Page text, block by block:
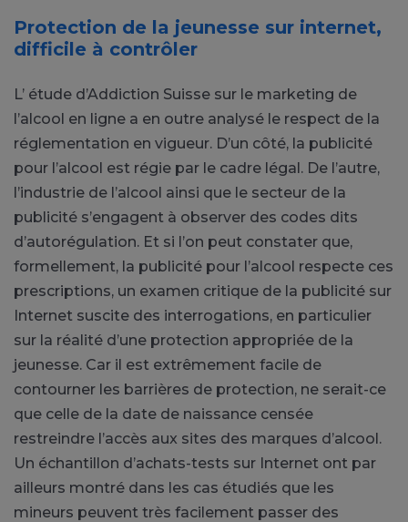
Protection de la jeunesse sur internet,
difficile à contrôler
L’ étude d’Addiction Suisse sur le marketing de
l’alcool en ligne a en outre analysé le respect de la
réglementation en vigueur. D’un côté, la publicité
pour l’alcool est régie par le cadre légal. De l’autre,
l’industrie de l’alcool ainsi que le secteur de la
publicité s’engagent à observer des codes dits
d’autorégulation. Et si l’on peut constater que,
formellement, la publicité pour l’alcool respecte ces
prescriptions, un examen critique de la publicité sur
Internet suscite des interrogations, en particulier
sur la réalité d’une protection appropriée de la
jeunesse. Car il est extrêmement facile de
contourner les barrières de protection, ne serait-ce
que celle de la date de naissance censée
restreindre l’accès aux sites des marques d’alcool.
Un échantillon d’achats-tests sur Internet ont par
ailleurs montré dans les cas étudiés que les
mineurs peuvent très facilement passer des